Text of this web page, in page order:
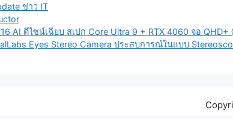
ข่าว IT
16 AI ดีไซน์เฉียบ สเปก Core Ultra 9 + RTX 4060 จอ
Eyes Stereo Camera ประสบการณ์ในแบบ